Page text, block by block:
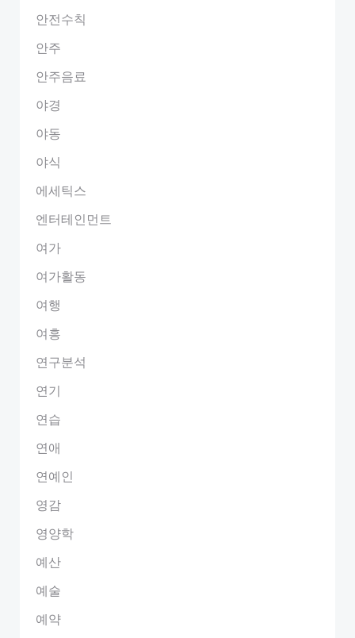
안전수칙
안주
안주음료
야경
야동
야식
에세틱스
엔터테인먼트
여가
여가활동
여행
여흥
연구분석
연기
연습
연애
연예인
영감
영양학
예산
예술
예약